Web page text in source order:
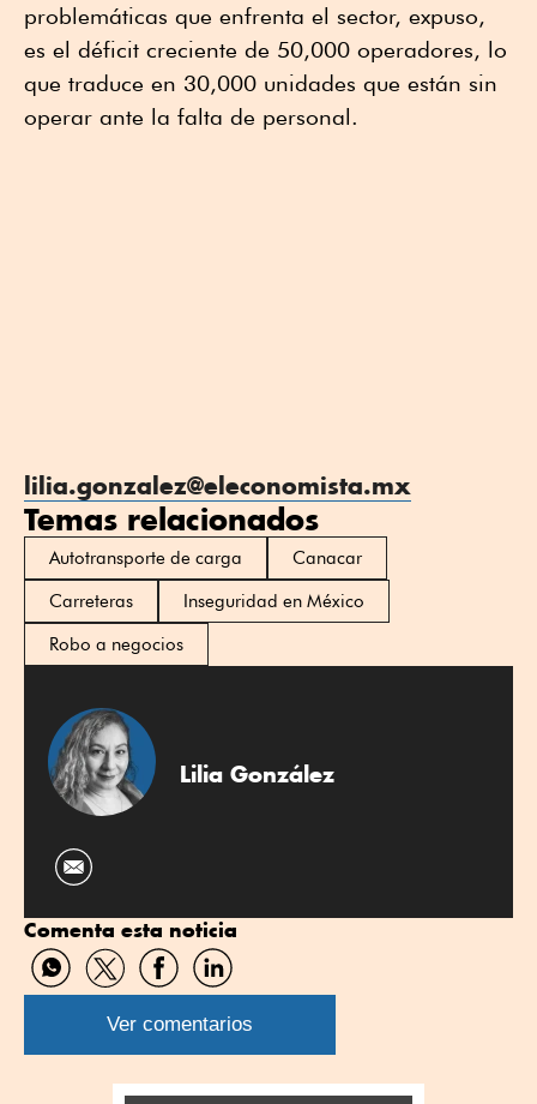
problemáticas que enfrenta el sector, expuso,
es el déficit creciente de 50,000 operadores, lo
que traduce en 30,000 unidades que están sin
operar ante la falta de personal.
lilia.gonzalez@eleconomista.mx
Temas relacionados
Autotransporte de carga
Canacar
Carreteras
Inseguridad en México
Robo a negocios
Lilia González
Comenta esta noticia
Compartir
por
WhatsApp
Compartir
por
Twitter
Compartir
por
Facebook
Compartir
por
Linkedin
Ver comentarios